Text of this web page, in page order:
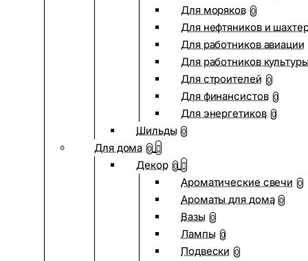
Для моряков 0
Для нефтяников и
Для работников авиации
Для работников
Для строителей 0
Для финансистов 0
Для энергетиков 0
Шильды 0
Для дома 0
Декор 0
Ароматические свечи 0
Ароматы для дома 0
Вазы 0
Лампы 0
Подвески 0